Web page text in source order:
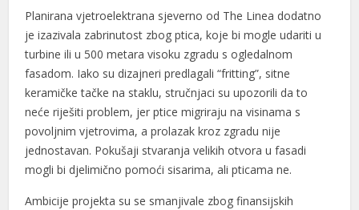
Planirana vjetroelektrana sjeverno od The Linea dodatno
je izazivala zabrinutost zbog ptica, koje bi mogle udariti u
turbine ili u 500 metara visoku zgradu s ogledalnom
fasadom. Iako su dizajneri predlagali “fritting”, sitne
keramičke tačke na staklu, stručnjaci su upozorili da to
neće riješiti problem, jer ptice migriraju na visinama s
povoljnim vjetrovima, a prolazak kroz zgradu nije
jednostavan. Pokušaji stvaranja velikih otvora u fasadi
mogli bi djelimično pomoći sisarima, ali pticama ne.
Ambicije projekta su se smanjivale zbog finansijskih